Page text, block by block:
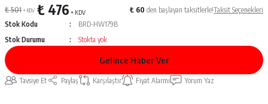
₺ 501 + KDV ₺ 476 + KDV ₺ 60 den başlayan taksitlerle!Taksit Seçenekleri
Stok Kodu
BRD-HW179B
Stok Durumu
Stokta yok
Gelince Haber Ver
Tavsiye Et Paylaş Karşılaştır Fiyat Alarmı Yorum Yaz